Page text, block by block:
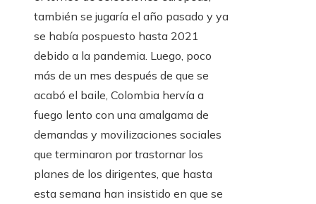
también se jugaría el año pasado y ya
se había pospuesto hasta 2021
debido a la pandemia. Luego, poco
más de un mes después de que se
acabó el baile, Colombia hervía a
fuego lento con una amalgama de
demandas y movilizaciones sociales
que terminaron por trastornar los
planes de los dirigentes, que hasta
esta semana han insistido en que se